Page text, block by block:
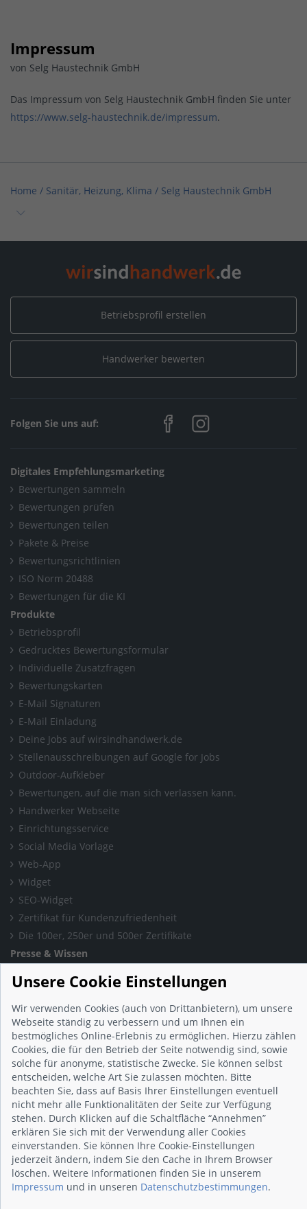
Impressum
von Selg Haustechnik GmbH
Das Impressum von Selg Haustechnik GmbH finden Sie unter
https://www.selg-haustechnik.de/impressum.
Home / Sanitär, Heizung, Klima / Selg Haustechnik GmbH
Home / Meersburg / Selg Haustechnik GmbH
Betriebsprofil erstellen
Handwerker bewerten
Folgen Sie uns auf:
Digitales Empfehlungsmarketing
Bewertungen sammeln
Bewertungen prüfen
Bewertungen teilen
Pakete & Preise
Bewertungsrichtlinien
ISO Norm 20488
Bewertungen für die KI
Produkte
Betriebsprofil
Gedrucktes Bewertungsformular
Individuelle Zusatzfragen
Bewertungskarten
E-Mail Signaturen
E-Mail Einladung
Deine Jobs auf wirsindhandwerk.de
Stellenausschreibungen auf Google for Jobs
Outdoor-Aufkleber
Bewertungen, auf die man sich verlassen kann.
Handwerker Webseite
Einrichtungsservice
Social Media Vorlage
Web-App
Widget
SEO-Widget
Zertifikat für Kundenzufriedenheit
Die 100er, 250er und 500er Zertifikate
Presse & Wissen
Blog
Häufig gestellte Fragen (FAQ)
Studie: Digitalisierungsbarometer
Initiative gegen Fake-Bewertungen
Kunden Informationen
Beratungsgespräch vereinbaren
Impressum
Datenschutz
AGB
Nutzungsbedingungen
Kontakt
Unsere Cookie Einstellungen
Wir verwenden Cookies (auch von Drittanbietern), um unsere
Webseite ständig zu verbessern und um Ihnen ein
bestmögliches Online-Erlebnis zu ermöglichen. Hierzu zählen
Cookies, die für den Betrieb der Seite notwendig sind, sowie
solche für anonyme, statistische Zwecke. Sie können selbst
entscheiden, welche Art Sie zulassen möchten. Bitte
beachten Sie, dass auf Basis Ihrer Einstellungen eventuell
nicht mehr alle Funktionalitäten der Seite zur Verfügung
stehen. Durch Klicken auf die Schaltfläche “Annehmen”
erklären Sie sich mit der Verwendung aller Cookies
einverstanden. Sie können Ihre Cookie-Einstellungen
jederzeit ändern, indem Sie den Cache in Ihrem Browser
löschen. Weitere Informationen finden Sie in unserem
Impressum und in unseren Datenschutzbestimmungen.